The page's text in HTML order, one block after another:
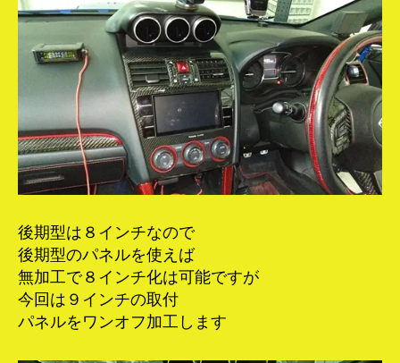
後期型は８インチなので
後期型のパネルを使えば
無加工で８インチ化は可能ですが
今回は９インチの取付
パネルをワンオフ加工します